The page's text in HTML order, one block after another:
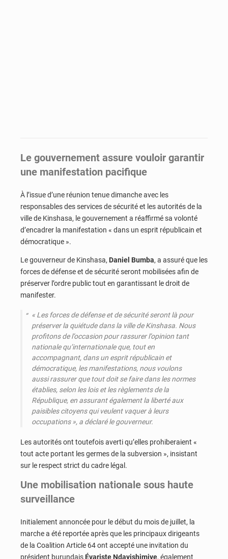
Le gouvernement assure vouloir garantir
une manifestation pacifique
À l’issue d’une réunion tenue dimanche avec les
responsables des services de sécurité et les autorités de la
ville de Kinshasa, le gouvernement a réaffirmé sa volonté
d’encadrer la manifestation « dans un esprit républicain et
démocratique ».
Le gouverneur de Kinshasa, Daniel Bumba, a assuré que les
forces de défense et de sécurité seront mobilisées afin de
préserver l’ordre public tout en garantissant le droit de
manifester.
« Les forces de défense et de sécurité seront là pour
préserver la quiétude dans la ville de Kinshasa. Nous
profitons de l’occasion pour rassurer l’opinion tant
nationale qu’internationale que, tout en
accompagnant, dans un esprit républicain et
démocratique, les manifestations, nous voulons
aussi rassurer que tout doit se faire dans les normes
établies, selon les lois et les règlements de la
République, en assurant également la liberté aux
paisibles citoyens qui veulent vaquer à leurs
occupations », a déclaré le gouverneur.
Les autorités ont toutefois averti qu’elles prohiberaient «
tout acte portant les germes de la subversion », insistant
sur le respect strict du cadre légal.
Une mobilisation nationale sous haute
surveillance
Initialement annoncée pour le début du mois de juillet, la
marche a été reportée après que les principaux dirigeants
de la Coalition Article 64 ont accepté une invitation du
président burundais Évariste Ndayishimiye, également